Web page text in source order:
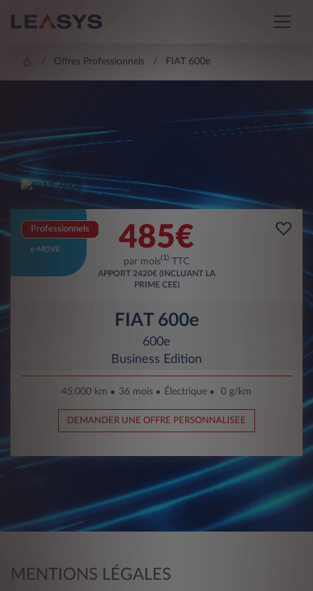
Offres Professionnels FIAT 600e
Professionnels
e-MOVE 485€
par mois(1) TTC
APPORT 2420€ (INCLUANT LA
PRIME CEE)
FIAT 600e
600e
Business Edition
45.000 km 36 mois Électrique 0 g/km
DEMANDER UNE OFFRE PERSONNALISEE
MENTIONS LÉGALES